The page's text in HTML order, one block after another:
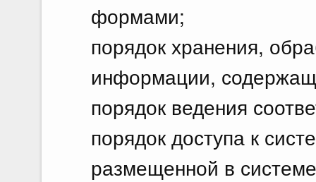
формами;
порядок хранения,
информации,
порядок ведения
порядок доступа к
размещенной в